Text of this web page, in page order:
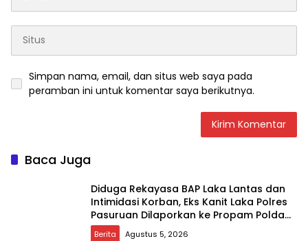
Simpan nama, email, dan situs web saya pada
peramban ini untuk komentar saya berikutnya.
Baca Juga
Diduga Rekayasa BAP Laka Lantas dan
Intimidasi Korban, Eks Kanit Laka Polres
Pasuruan Dilaporkan ke Propam Polda
Jatim
Berita Agustus 5, 2026